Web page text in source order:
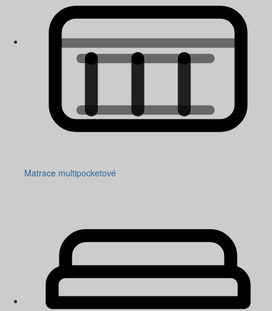
Matrace multipocketové